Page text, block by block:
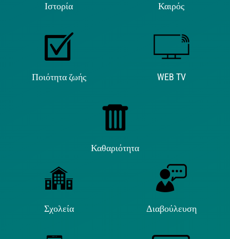
Ιστορία Καιρός
Ποιότητα ζωής WEB TV
Καθαριότητα
Σχολεία Διαβούλευση